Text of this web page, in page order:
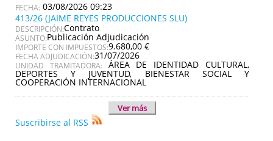
03/08/2026 09:23
413/26 (JAIME REYES PRODUCCIONES SLU)
DESCRIPCIÓN:Contrato
ASUNTO:Publicación Adjudicación
IMPORTE CON IMPUESTOS:9.680,00 €
FECHA ADJUDICACIÓN:31/07/2026
UNIDAD TRAMITADORA: ÁREA DE IDENTIDAD CULTURAL,
DEPORTES Y JUVENTUD, BIENESTAR SOCIAL Y
COOPERACIÓN INTERNACIONAL
Ver más
Suscribirse al RSS